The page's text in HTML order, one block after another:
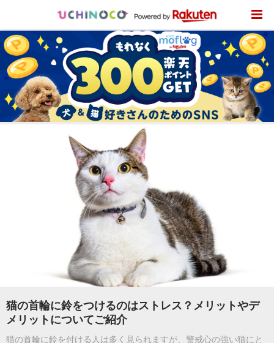
猫の首輪に鈴をつけるのはストレス？メリットやデ
メリットについてご紹介
猫の首輪に鈴を付ける人は多く見られますが、警戒心の強い猫にと